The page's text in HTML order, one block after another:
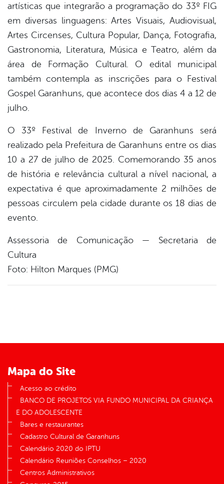
artísticas que integrarão a programação do 33º FIG
em diversas linguagens: Artes Visuais, Audiovisual,
Artes Circenses, Cultura Popular, Dança, Fotografia,
Gastronomia, Literatura, Música e Teatro, além da
área de Formação Cultural. O edital municipal
também contempla as inscrições para o Festival
Gospel Garanhuns, que acontece dos dias 4 a 12 de
julho.
O 33º Festival de Inverno de Garanhuns será
realizado pela Prefeitura de Garanhuns entre os dias
10 a 27 de julho de 2025. Comemorando 35 anos
de história e relevância cultural a nível nacional, a
expectativa é que aproximadamente 2 milhões de
pessoas circulem pela cidade durante os 18 dias de
evento.
Assessoria de Comunicação — Secretaria de
Cultura
Foto: Hilton Marques (PMG)
Mapa do Site
Acesso ao crédito
BANCO DE PROJETOS VIA FUNDO MUNICIPAL DA CRIANÇA
E DO ADOLESCENTE
Bares e restaurantes
Cadastro Cultural de Garanhuns
Calendário 2020 do IPTU
Calendário Reuniões Conselhos – 2020
Centros Administrativos